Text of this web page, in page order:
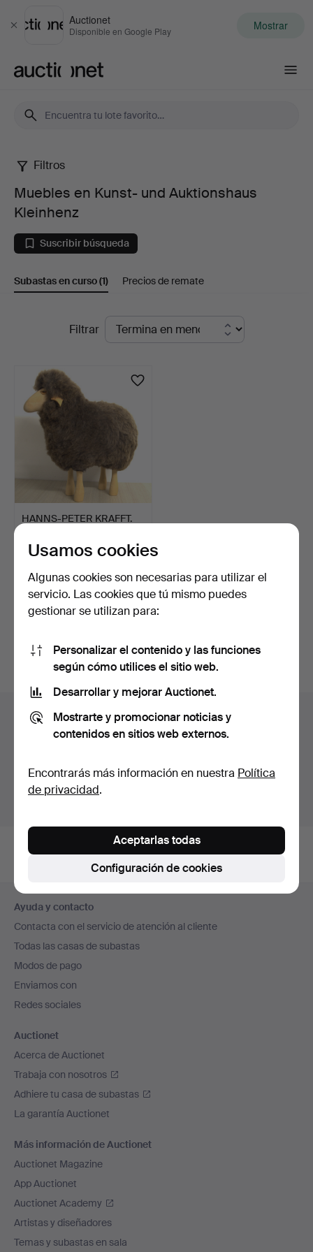
Cerrar
Auctionet
Disponible en Google Play Mostrar
Muebles
en
Kunst-
und
Kleinhenz
Filtros
Muebles en Kunst- und Auktionshaus
Kleinhenz
Suscribir búsqueda
Subastas en curso(1) Precios de remate
Subastas
curso
Filtrar
HANNS-PETER KRAFFT.
ESC…
9 días
634 USD
Suscribir búsqueda
También puedes buscar ennuestro archivo de
subastas concluidas .
Lotes en Alemania
Estás viendo únicamente los lotes en Alemania.
para todas nuestras piezas.
Navegación
en
el
pie
de
página
Ayuda y contacto
Contacta con el servicio de atención al cliente
Todas las casas de subastas
Modos de pago
Enviamos con
Redes sociales
Auctionet
Acerca de Auctionet
Trabaja con nosotros
Adhiere tu casa de subastas
La garantía Auctionet
Más información de Auctionet
Auctionet Magazine
App Auctionet
Auctionet Academy
Artistas y diseñadores
Temas y subastas en sala
Usamos cookies
Algunas cookies son necesarias para utilizar el
servicio. Las cookies que tú mismo puedes
gestionar se utilizan para:
Personalizar el contenido y las funciones
según cómo utilices el sitio web.
Desarrollar y mejorar Auctionet.
Mostrarte y promocionar noticias y
contenidos en sitios web externos.
Encontrarás más información en nuestra Política
de privacidad.
Configuración de cookies
Aceptarlas todas